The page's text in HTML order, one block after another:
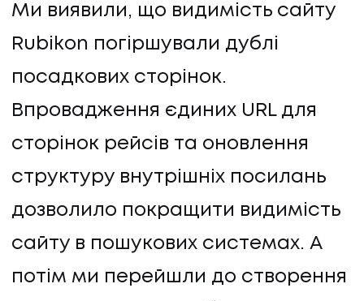
Ми виявили, що видимість сайту
Rubikon погіршували дублі
посадкових сторінок.
Впровадження єдиних URL для
сторінок рейсів та оновлення
структуру внутрішніх посилань
дозволило покращити видимість
сайту в пошукових системах. А
потім ми перейшли до створення